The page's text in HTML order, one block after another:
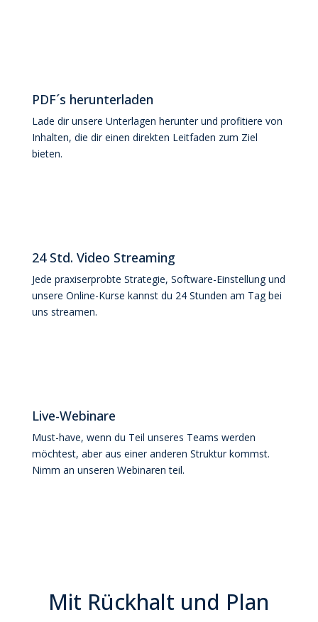
PDF´s herunterladen
Lade dir unsere Unterlagen herunter und profitiere von
Inhalten, die dir einen direkten Leitfaden zum Ziel
bieten.
24 Std. Video Streaming
Jede praxiserprobte Strategie, Software-Einstellung und
unsere Online-Kurse kannst du 24 Stunden am Tag bei
uns streamen.
Live-Webinare
Must-have, wenn du Teil unseres Teams werden
möchtest, aber aus einer anderen Struktur kommst.
Nimm an unseren Webinaren teil.
Mit Rückhalt und Plan